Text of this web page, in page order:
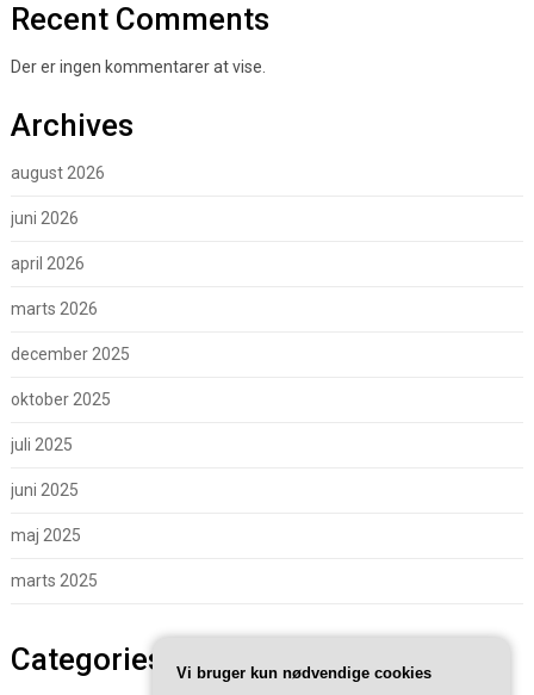
Recent Comments
Der er ingen kommentarer at vise.
Archives
august 2026
juni 2026
april 2026
marts 2026
december 2025
oktober 2025
juli 2025
juni 2025
maj 2025
marts 2025
Categories
Vi bruger kun nødvendige cookies